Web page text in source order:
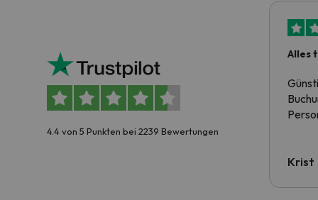
4.4 von 5 Punkten bei 2239 Bewertungen
Alles
Krist